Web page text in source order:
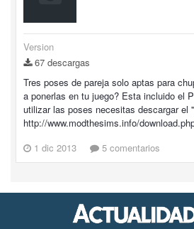
Version
67 descargas
Tres poses de pareja solo aptas para
a ponerlas en tu juego? Esta incluido el
utilizar las poses necesitas descargar el
http://www.modthesims.info/
1 dic 2013
5 comentarios